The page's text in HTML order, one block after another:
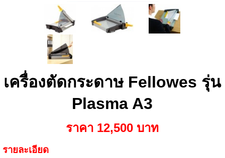
เครื่องตัดกระดาษ Fellowes รุ่น
Plasma A3
ราคา 12,500 บาท
รายละเอียด